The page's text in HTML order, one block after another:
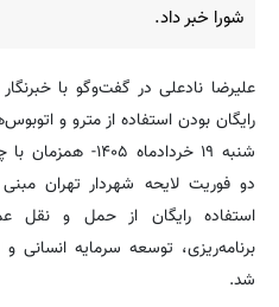
شورا خبر داد.
علیرضا نادعلی در گفت‌وگو با خبرنگار
رایگان بودن استفاده از مترو و
شنبه ۱۹ خردادماه
دو فوریت لایحه شهردار تهران
استفاده رایگان از حمل و نقل
برنامه‌ریزی، توسعه سرمایه انسانی
شد.